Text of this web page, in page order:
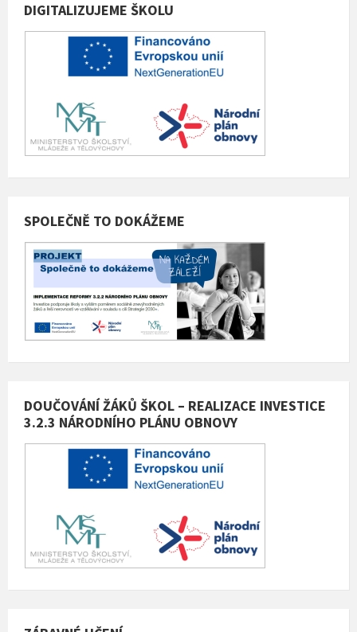
DIGITALIZUJEME ŠKOLU
SPOLEČNĚ TO DOKÁŽEME
DOUČOVÁNÍ ŽÁKŮ ŠKOL – REALIZACE INVESTICE
3.2.3 NÁRODNÍHO PLÁNU OBNOVY